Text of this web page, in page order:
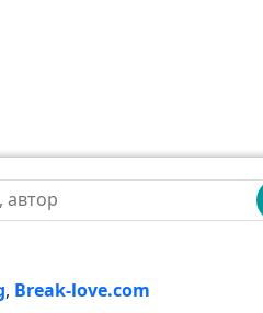
, Break-love.com